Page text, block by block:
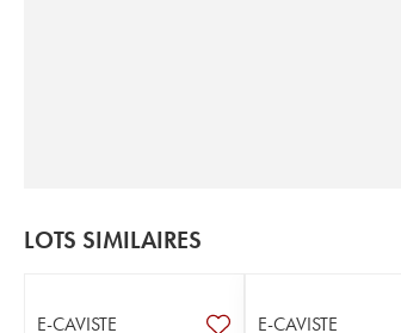
LOTS SIMILAIRES
E-CAVISTE E-CAVISTE